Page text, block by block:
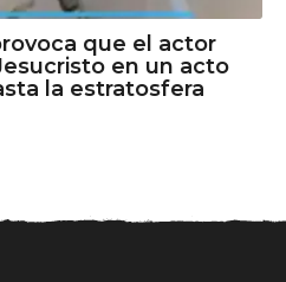
que el actor
en un acto
la estratosfera